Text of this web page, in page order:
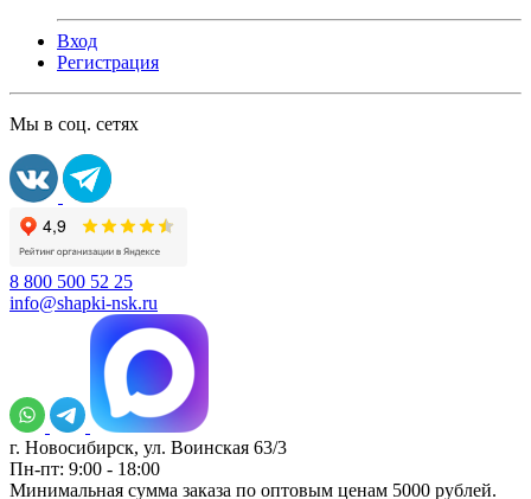
Вход
Регистрация
Мы в соц. сетях
8 800 500 52 25
info@shapki-nsk.ru
г. Новосибирск, ул. Воинская 63/3
Пн-пт: 9:00 - 18:00
Минимальная сумма заказа по оптовым ценам 5000 рублей.